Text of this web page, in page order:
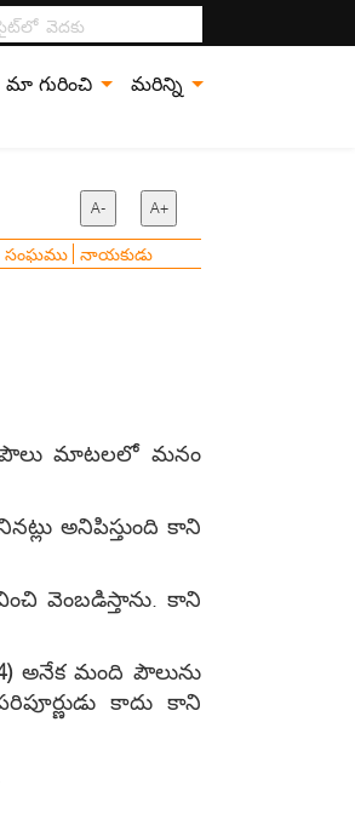
వెదకు
మా గురించి మరిన్ని
A- A+
సంఘము నాయకుడు
పౌలు మాటలలో మనం
అనిపిస్తుంది కాని
వెంబడిస్తాను. కాని
అనేక మంది పౌలును
కాదు కాని